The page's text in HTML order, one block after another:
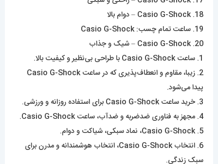
3. خرید ساعت Casio G-Shock برای استفاده روزانه و ورزشی.
4. مجهز به فناوری ضدضربه و ضدآب، ساعت Casio G-Shock.
5. Casio G-Shock، نماد سبکی، شیاکت و دوام.
6. انتخاب Casio G-Shock، انتخاب هوشمندانه و مدرن برای
سبک زندگی.